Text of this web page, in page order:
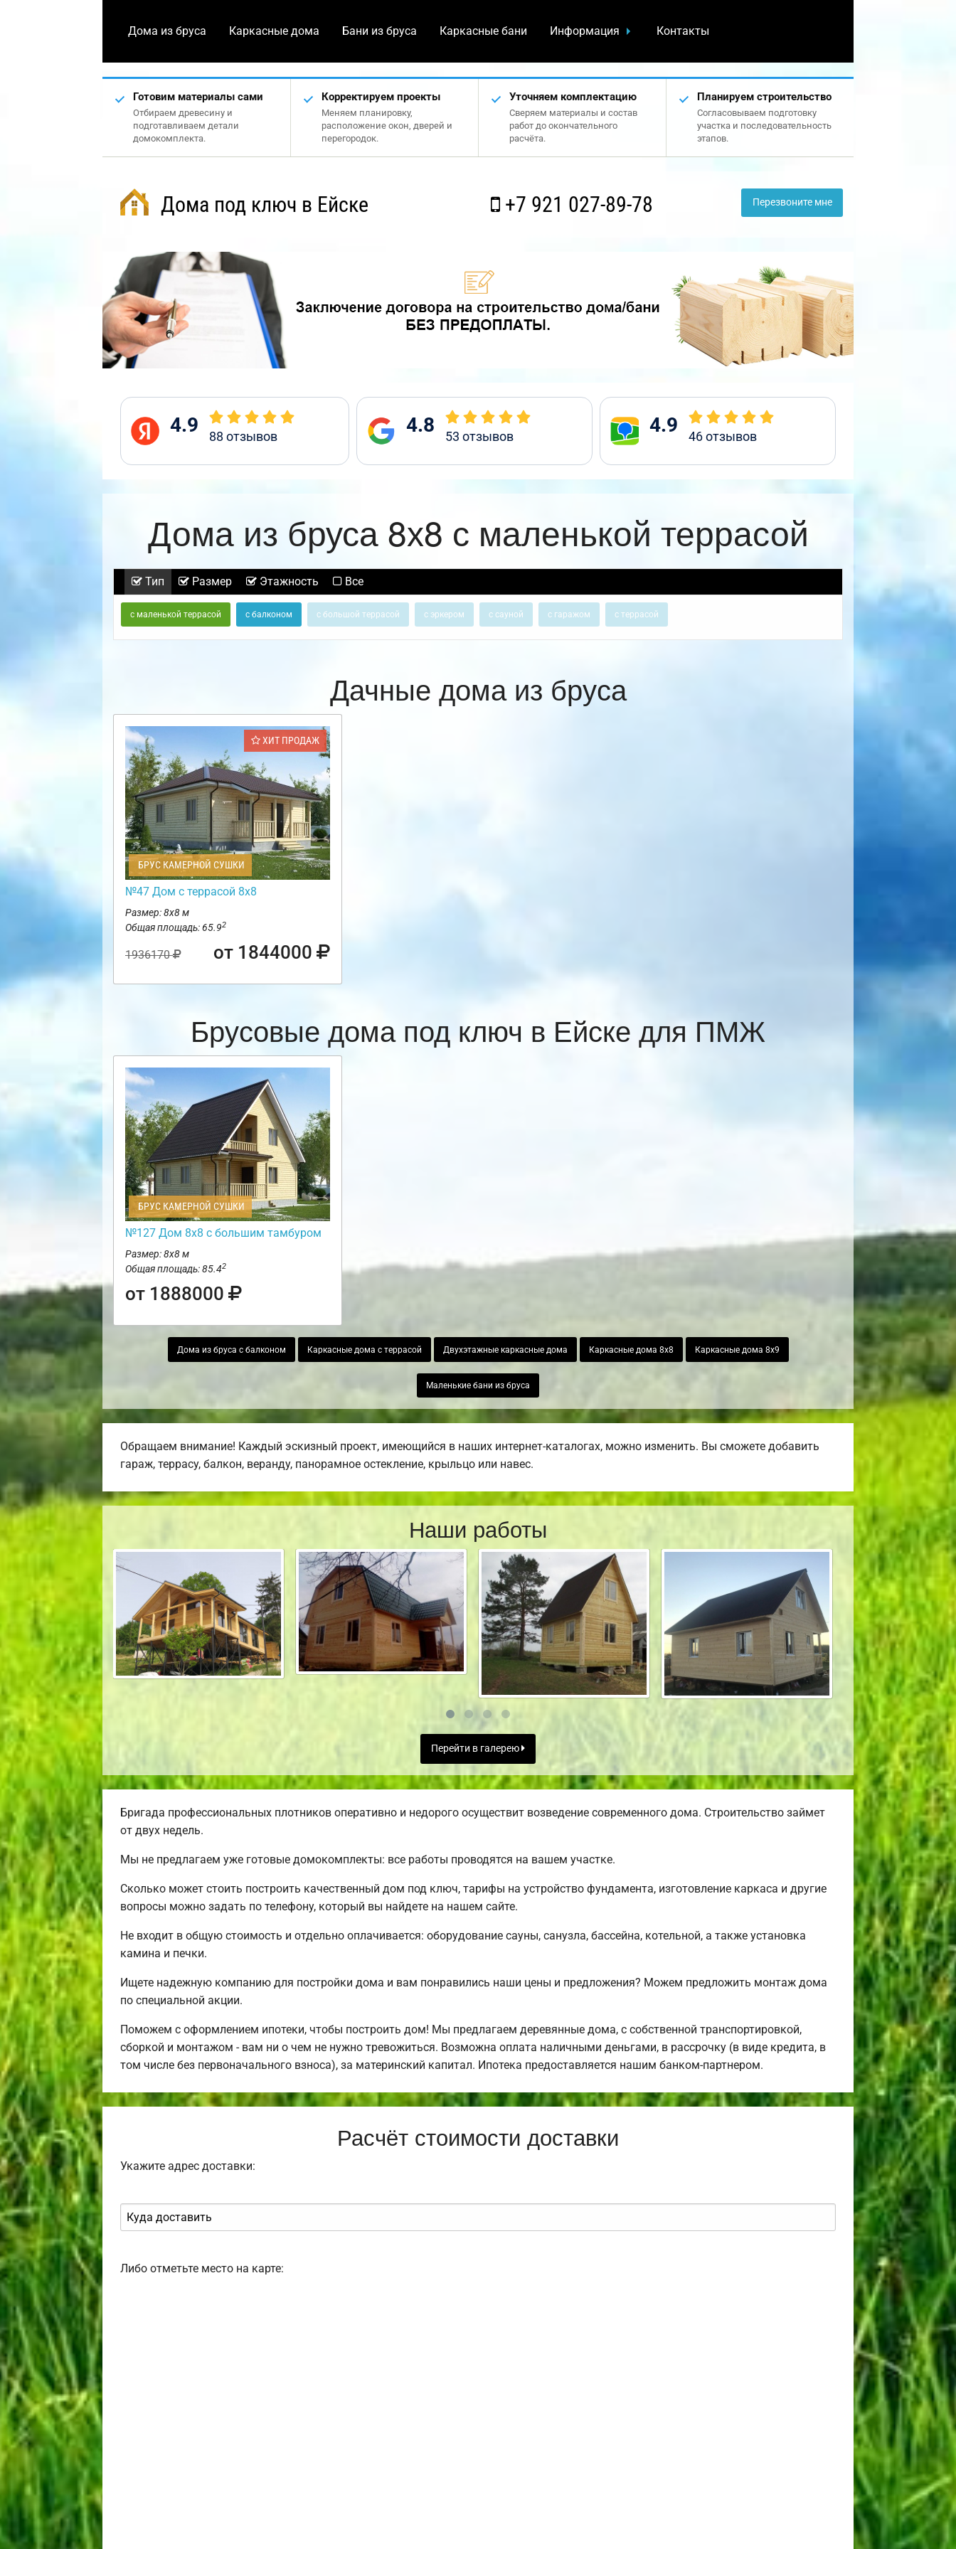
Дома из бруса Каркасные дома Бани из бруса Каркасные бани Информация Контакты
Готовим материалы сами
Отбираем древесину и
подготавливаем детали
домокомплекта.
Корректируем проекты
Меняем планировку,
расположение окон, дверей и
перегородок.
Уточняем комплектацию
Сверяем материалы и состав
работ до окончательного
расчёта.
Планируем строительство
Согласовываем подготовку
участка и последовательность
этапов.
Дома под ключ в Ейске +7 921 027-89-78 Перезвоните мне
4.9 88 отзывов 4.8 53 отзывов 4.9 46отзывов
Дома из бруса 8х8 с маленькой террасой
Тип Размер Этажность Все
с маленькой террасой с балконом с большой террасой с эркером с сауной с гаражом с террасой
Дачные дома из бруса
ХИТ ПРОДАЖ
БРУС КАМЕРНОЙ СУШКИ
№47 Дом с террасой 8х8
Размер: 8х8 м
Общая площадь: 65.92
1936170 от 1844000
Брусовые дома под ключ в Ейске для ПМЖ
БРУС КАМЕРНОЙ СУШКИ
№127 Дом 8х8 с большим тамбуром
Размер: 8х8 м
Общая площадь: 85.42
от 1888000
Дома из бруса с балконом Каркасные дома с террасой Двухэтажные каркасные дома Каркасные дома 8х8 Каркасные дома 8х9
Маленькие бани из бруса
Обращаем внимание! Каждый эскизный проект, имеющийся в наших интернет-каталогах, можно изменить. Вы сможете добавить
гараж, террасу, балкон, веранду, панорамное остекление, крыльцо или навес.
Наши работы
Перейти в галерею
Бригада профессиональных плотников оперативно и недорого осуществит возведение современного дома. Строительство займет
от двух недель.
Мы не предлагаем уже готовые домокомплекты: все работы проводятся на вашем участке.
Сколько может стоить построить качественный дом под ключ, тарифы на устройство фундамента, изготовление каркаса и другие
вопросы можно задать по телефону, который вы найдете на нашем сайте.
Не входит в общую стоимость и отдельно оплачивается: оборудование сауны, санузла, бассейна, котельной, а также установка
камина и печки.
Ищете надежную компанию для постройки дома и вам понравились наши цены и предложения? Можем предложить монтаж дома
по специальной акции.
Поможем с оформлением ипотеки, чтобы построить дом! Мы предлагаем деревянные дома, с собственной транспортировкой,
сборкой и монтажом - вам ни о чем не нужно тревожиться. Возможна оплата наличными деньгами, в рассрочку (в виде кредита, в
том числе без первоначального взноса), за материнский капитал. Ипотека предоставляется нашим банком-партнером.
Расчёт стоимости доставки
Укажите адрес доставки:
Либо отметьте место на карте: